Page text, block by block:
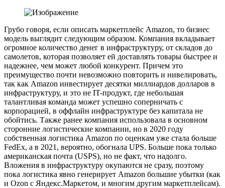
Грубо говоря, если описать маркетплейс Amazon, то бизнес
модель выглядит следующим образом. Компания вкладывает
огромное количество денег в инфраструктуру, от складов до
самолетов, которая позволяет ей доставлять товары быстрее и
надежнее, чем может любой конкурент. Причем это
преимущество почти невозможно повторить и нивелировать,
так как Amazon инвестирует десятки миллиардов долларов в
инфраструктуру, и это не IT-продукт, где небольшая
талантливая команда может успешно соперничать с
корпорацией, в оффлайн инфраструктуре без капитала не
обойтись. Также ранее компания использовала в основном
сторонние логистические компании, но в 2020 году
собственная логистика Amazon по оценкам уже стала больше
FedEx, а в 2021, вероятно, обогнала UPS. Больше пока только
американская почта (USPS), но не факт, что надолго.
Вложения в инфраструктуру окупаются не сразу, поэтому
пока логистика явно генерирует Amazon большие убытки (как
и Ozon с Яндекс.Маркетом, и многим другим маркетплейсам).